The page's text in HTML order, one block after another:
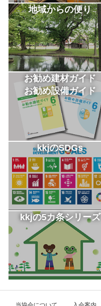
地域からの便り
お勧め建材ガイド
お勧め設備ガイド
kkjのSDGs
kkjの5カ条シリーズ